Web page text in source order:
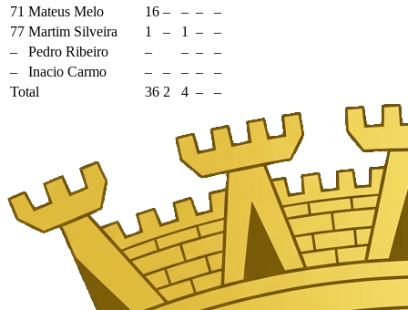
71 Mateus Melo 16 – – –
–
77 Martim Silveira 1 – 1 –
–
–
Pedro Ribeiro – – –
–
–
Inacio Carmo – – – –
–
Total
36 2 4 – –